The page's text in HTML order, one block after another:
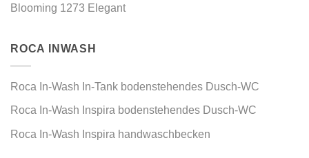
Blooming 1273 Elegant
ROCA INWASH
Roca In-Wash In-Tank bodenstehendes Dusch-WC
Roca In-Wash Inspira bodenstehendes Dusch-WC
Roca In-Wash Inspira handwaschbecken